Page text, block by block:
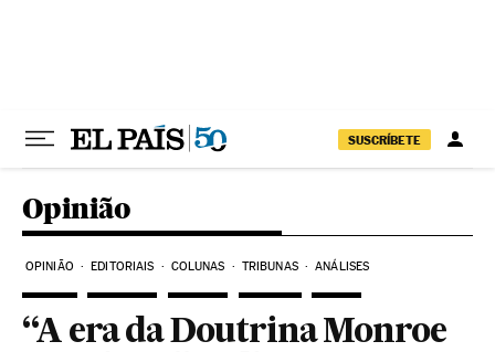
SUSCRÍBETE
Opinião
OPINIÃO EDITORIAIS COLUNAS TRIBUNAS ANÁLISES
“A era da Doutrina Monroe